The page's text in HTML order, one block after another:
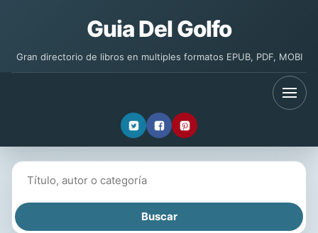
Guia Del Golfo
Gran directorio de libros en multiples formatos EPUB, PDF, MOBI